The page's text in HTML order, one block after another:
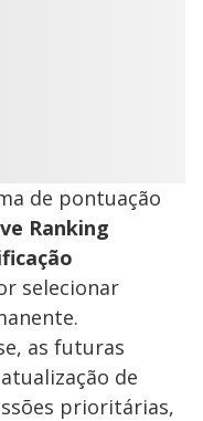
de pontuação
Ranking
selecionar
as futuras
de
prioritárias,